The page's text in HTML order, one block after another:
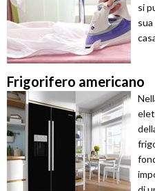
si
Frigorifero americano